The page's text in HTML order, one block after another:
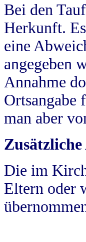
Bei den
Herkunft.
eine
angegeben
Annahme
Ortsangabe
man aber
Die im
Eltern oder